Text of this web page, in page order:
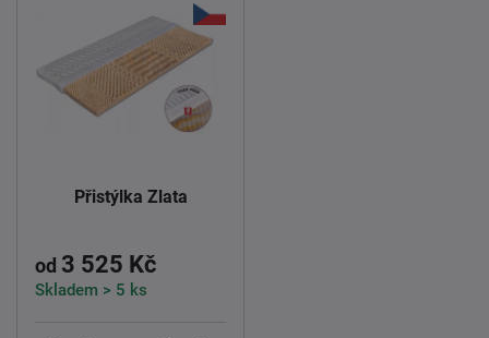
Přistýlka Zlata
od 3 525 Kč
Skladem > 5 ks